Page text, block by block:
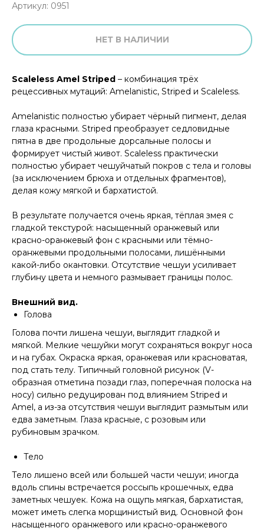
Артикул: 0951
НЕТ В НАЛИЧИИ
Scaleless Amel Striped – комбинация трёх
рецессивных мутаций: Amelanistic, Striped и Scaleless.
Amelanistic полностью убирает чёрный пигмент, делая
глаза красными. Striped преобразует седловидные
пятна в две продольные дорсальные полосы и
формирует чистый живот. Scaleless практически
полностью убирает чешуйчатый покров с тела и головы
(за исключением брюха и отдельных фрагментов),
делая кожу мягкой и бархатистой.
В результате получается очень яркая, тёплая змея с
гладкой текстурой: насыщенный оранжевый или
красно-оранжевый фон с красными или тёмно-
оранжевыми продольными полосами, лишёнными
какой-либо окантовки. Отсутствие чешуи усиливает
глубину цвета и немного размывает границы полос.
Внешний вид.
Голова
Голова почти лишена чешуи, выглядит гладкой и
мягкой. Мелкие чешуйки могут сохраняться вокруг носа
и на губах. Окраска яркая, оранжевая или красноватая,
под стать телу. Типичный головной рисунок (V-
образная отметина позади глаз, поперечная полоска на
носу) сильно редуцирован под влиянием Striped и
Amel, а из-за отсутствия чешуи выглядит размытым или
едва заметным. Глаза красные, с розовым или
рубиновым зрачком.
Тело
Тело лишено всей или большей части чешуи; иногда
вдоль спины встречается россыпь крошечных, едва
заметных чешуек. Кожа на ощупь мягкая, бархатистая,
может иметь слегка морщинистый вид. Основной фон
насыщенного оранжевого или красно-оранжевого